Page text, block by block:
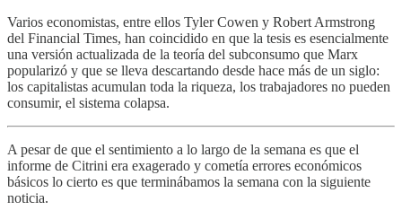
Varios economistas, entre ellos Tyler Cowen y Robert Armstrong
del Financial Times, han coincidido en que la tesis es esencialmente
una versión actualizada de la teoría del subconsumo que Marx
popularizó y que se lleva descartando desde hace más de un siglo:
los capitalistas acumulan toda la riqueza, los trabajadores no pueden
consumir, el sistema colapsa.
A pesar de que el sentimiento a lo largo de la semana es que el
informe de Citrini era exagerado y cometía errores económicos
básicos lo cierto es que terminábamos la semana con la siguiente
noticia.